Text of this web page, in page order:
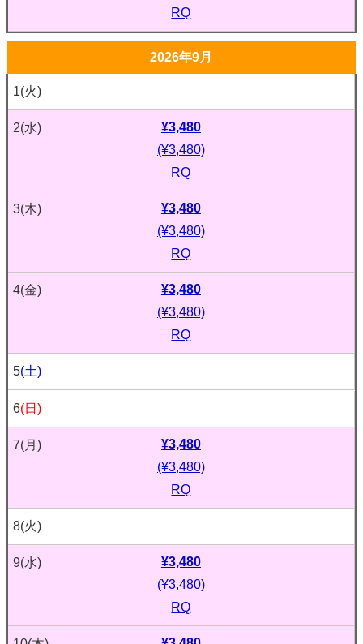
RQ
2026年9月
1(火)
2(水)
¥3,480
(¥3,480)
RQ
3(木)
¥3,480
(¥3,480)
RQ
4(金)
¥3,480
(¥3,480)
RQ
5(土)
6(日)
7(月)
¥3,480
(¥3,480)
RQ
8(火)
9(水)
¥3,480
(¥3,480)
RQ